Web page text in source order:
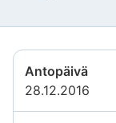
Antopäivä
28.12.2016